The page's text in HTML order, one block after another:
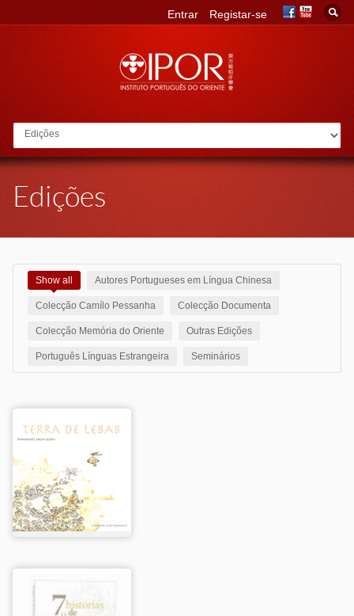
Go to:
Entrar Registar-se
Edições
Show all Autores Portugueses em Língua Chinesa
Colecção Camílo Pessanha Colecção Documenta
Colecção Memória do Oriente Outras Edições
Português Línguas Estrangeira Seminários